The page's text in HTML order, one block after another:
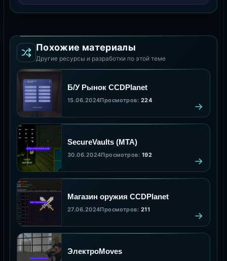
Похожие материалы
Другие ресурсы и разработки по этой теме
Б/У Рынок CCDPlanet
15.06.2024Просмотров: 224
SecureVaults (MTA)
30.06.2024Просмотров: 192
Магазин оружия CCDPlanet
27.06.2024Просмотров: 211
ЭлектроMoves